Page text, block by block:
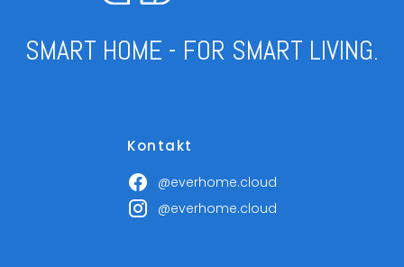
SMART HOME - FOR SMART LIVING.
Kontakt
@everhome.cloud
@everhome.cloud